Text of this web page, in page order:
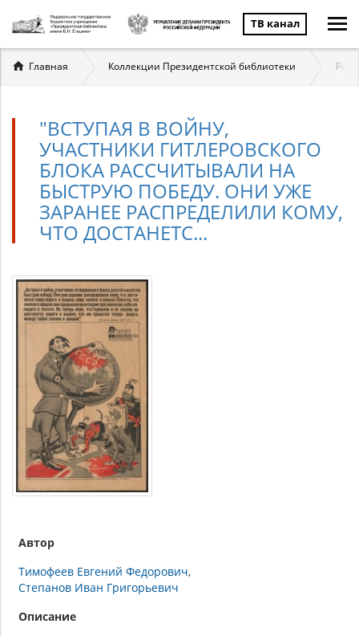
ТВ канал
Вы
здесь
Главная Коллекции Президентской библиотеки
"ВСТУПАЯ В ВОЙНУ,
УЧАСТНИКИ ГИТЛЕРОВСКОГО
БЛОКА РАССЧИТЫВАЛИ НА
БЫСТРУЮ ПОБЕДУ. ОНИ УЖЕ
ЗАРАНЕЕ РАСПРЕДЕЛИЛИ КОМУ,
ЧТО ДОСТАНЕТС...
Автор
Тимофеев Евгений Федорович
Степанов Иван Григорьевич
Описание